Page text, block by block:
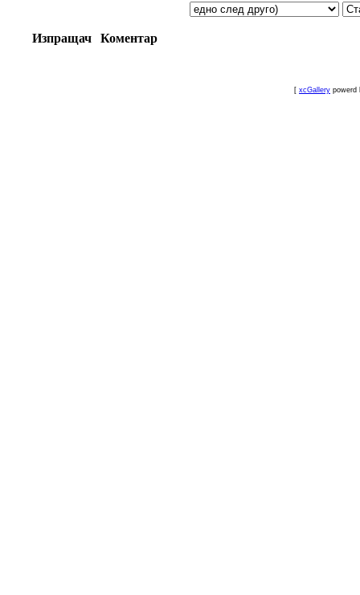
Изпращач Коментар
[ xcGallery